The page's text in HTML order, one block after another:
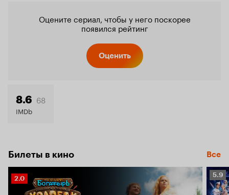
Оцените сериал, чтобы у него поскорее
появился рейтинг
Оценить
8.6 68
IMDb
Билеты в кино Все
Рейтинг
Кинопоиска
2.0 5.9